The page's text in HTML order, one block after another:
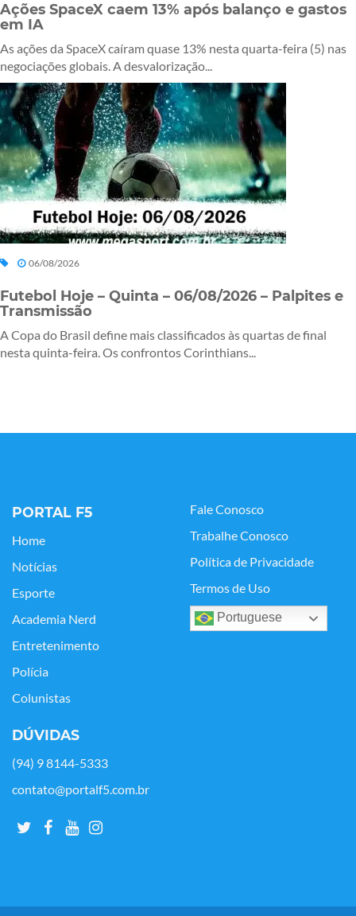
Ações SpaceX caem 13% após balanço e gastos
em IA
As ações da SpaceX caíram quase 13% nesta quarta-feira (5) nas
negociações globais. A desvalorização...
06/08/2026
Futebol Hoje – Quinta – 06/08/2026 – Palpites e
Transmissão
A Copa do Brasil define mais classificados às quartas de final
nesta quinta-feira. Os confrontos Corinthians...
PORTAL F5
Home
Notícias
Esporte
Academia Nerd
Entretenimento
Polícia
Colunistas
Fale Conosco
Trabalhe Conosco
Política de Privacidade
Termos de Uso
Portuguese
DÚVIDAS
(94) 9 8144-5333
contato@portalf5.com.br